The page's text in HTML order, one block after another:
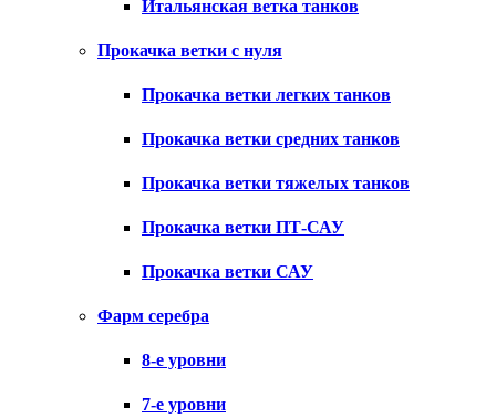
Итальянская ветка танков
Прокачка ветки с нуля
Прокачка ветки легких танков
Прокачка ветки средних танков
Прокачка ветки тяжелых танков
Прокачка ветки ПТ-САУ
Прокачка ветки САУ
Фарм серебра
8-е уровни
7-е уровни